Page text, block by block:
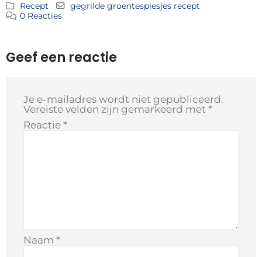
Recept
gegrilde groentespiesjes recept
0 Reacties
Geef een reactie
Je e-mailadres wordt niet gepubliceerd.
Vereiste velden zijn gemarkeerd met *
Reactie *
Naam *